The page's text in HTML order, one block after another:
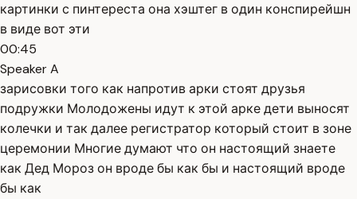
картинки с пинтереста она хэштег в один конспирейшн
в виде вот эти
00:45
Speaker A
зарисовки того как напротив арки стоят друзья
подружки Молодожены идут к этой арке дети выносят
колечки и так далее регистратор который стоит в зоне
церемонии Многие думают что он настоящий знаете
как Дед Мороз он вроде бы как бы и настоящий вроде
бы как